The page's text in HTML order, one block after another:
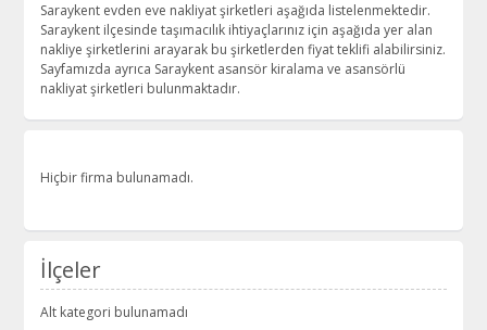
Saraykent evden eve nakliyat şirketleri aşağıda listelenmektedir.
Saraykent ilçesinde taşımacılık ihtiyaçlarınız için aşağıda yer alan
nakliye şirketlerini arayarak bu şirketlerden fiyat teklifi alabilirsiniz.
Sayfamızda ayrıca Saraykent asansör kiralama ve asansörlü
nakliyat şirketleri bulunmaktadır.
Hiçbir firma bulunamadı.
İlçeler
Alt kategori bulunamadı